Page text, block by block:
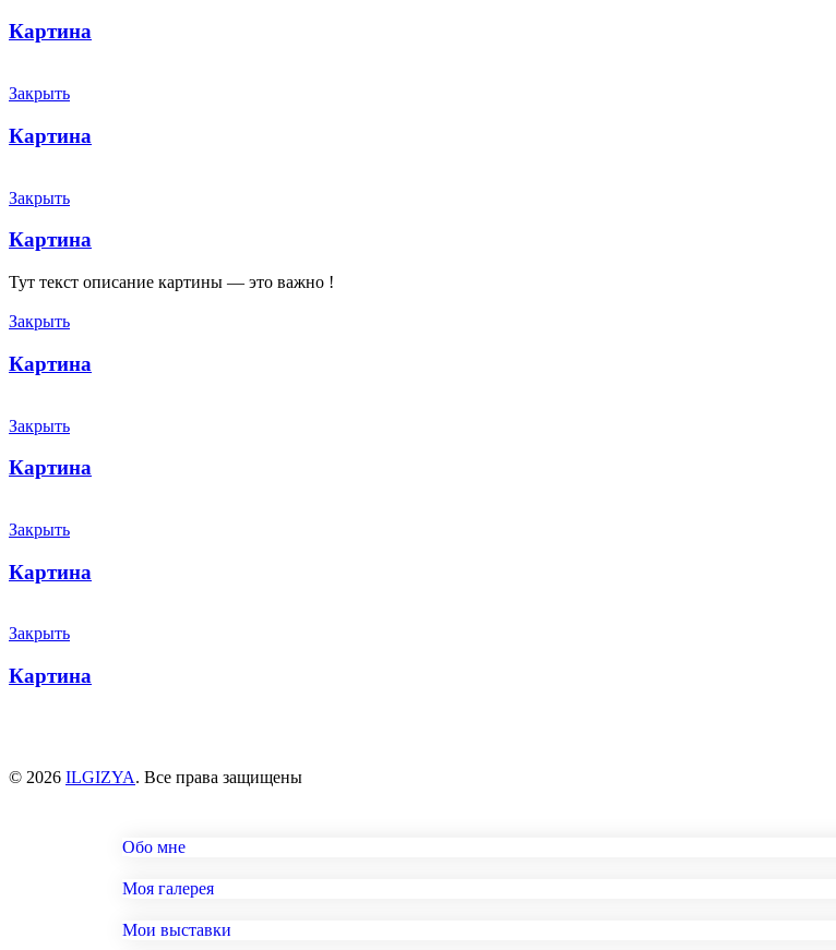
Картина
Закрыть
Картина
Закрыть
Картина
Тут текст описание картины — это важно !
Закрыть
Картина
Закрыть
Картина
Закрыть
Картина
Закрыть
Картина
© 2026 ILGIZYA. Все права защищены
Обо мне
Моя галерея
Мои выставки